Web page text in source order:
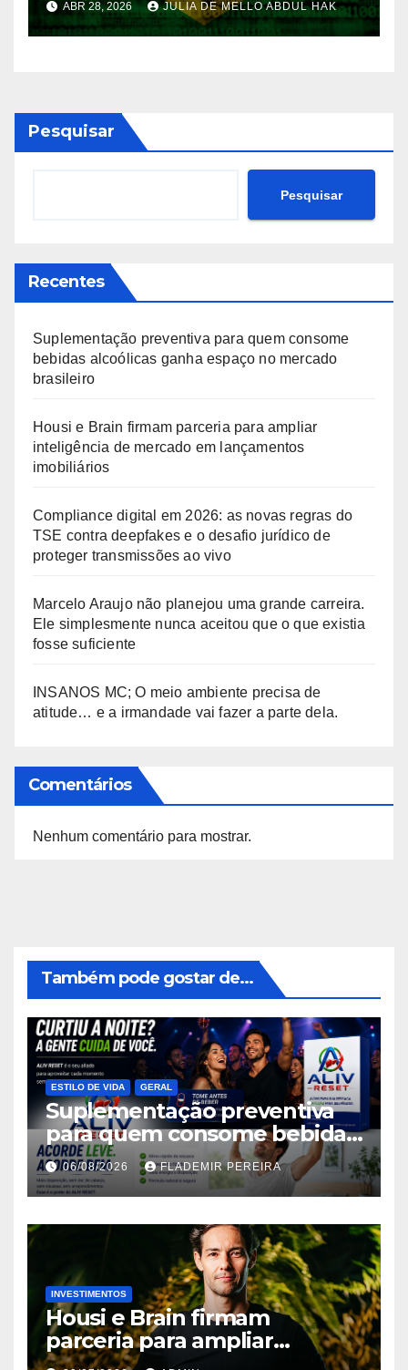
que sua empresa precisa de
um
ABR 28, 2026 JULIA DE MELLO ABDUL HAK
Pesquisar
Pesquisar
Recentes
Suplementação preventiva para quem consome
bebidas alcoólicas ganha espaço no mercado
brasileiro
Housi e Brain firmam parceria para ampliar
inteligência de mercado em lançamentos
imobiliários
Compliance digital em 2026: as novas regras do
TSE contra deepfakes e o desafio jurídico de
proteger transmissões ao vivo
Marcelo Araujo não planejou uma grande carreira.
Ele simplesmente nunca aceitou que o que existia
fosse suficiente
INSANOS MC; O meio ambiente precisa de
atitude… e a irmandade vai fazer a parte dela.
Comentários
Nenhum comentário para mostrar.
Também pode gostar de...
ESTILO DE VIDA GERAL
Suplementação preventiva
para quem consome bebidas
alcoólicas ganha espaço no
mercado brasileiro
06/08/2026 FLADEMIR PEREIRA
INVESTIMENTOS
Housi e Brain firmam
parceria para ampliar
inteligência de mercado em